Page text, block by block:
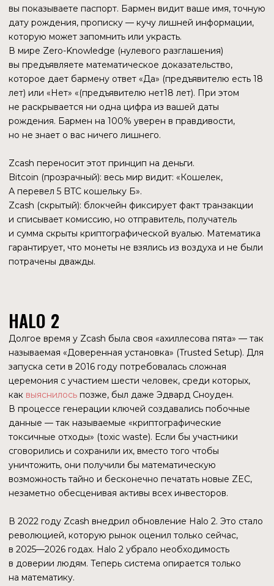
у руля.
ЗУКО УИЛКОКС
(ZOOKO WILCOX)
отец-основатель
Zcash. Он харизматичен, идеалистичен, но в последние
годы отошел от оперативного управления. Зуко — это
он выступает в роли «морального арбитра», призывая
от конфликта многими воспринимается как слабость.
СОВЕТ
BOOTSTRAP–
БЮРОКРАТЫ?
501(c)(3), призванная следить, чтобы Zcash служил
ДЖОШ СВИХАРТ
Человек, который вернулся в ECC, чтобы превратить
научную лабораторию в продуктовую компанию. Именно
при нем появился кошелек Zashi – удобный, стильный
криптографию доступной домохозяйке. Свихарт понял
главное: технология без продукта мертва. Он начал
агрессивный маркетинг и искал способы монетизации.
Судя по всему, именно его амбиции по превращению
Zashi в прибыльный бизнес столкнулись с
консерватизмом Совета.